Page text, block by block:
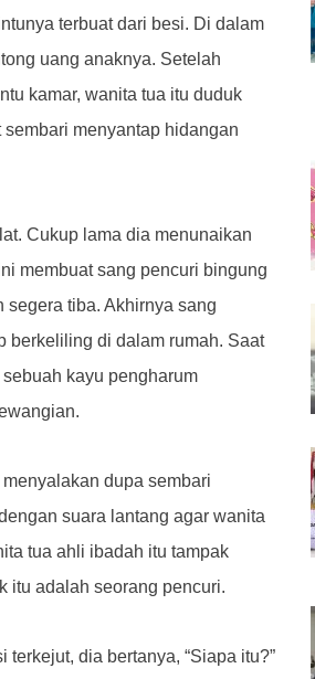
terbuat dari besi. Di dalam
uang anaknya. Setelah
kamar, wanita tua itu duduk
menyantap hidangan
Cukup lama dia menunaikan
membuat sang pencuri bingung
tiba. Akhirnya sang
berkeliling di dalam rumah. Saat
kayu pengharum
dupa sembari
suara lantang agar wanita
tua ahli ibadah itu tampak
itu adalah seorang pencuri.
dia bertanya, “Siapa itu?”